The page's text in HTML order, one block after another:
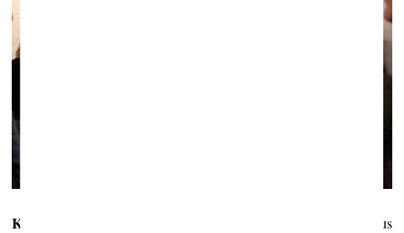
K. Ģ.:
Manuprāt, šāds te uzaicinājums veidot projektus